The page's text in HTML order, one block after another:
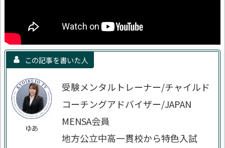
この記事を書いた人
ゆあ
受験メンタルトレーナー/チャイルド
コーチングアドバイザー/JAPAN
MENSA会員
地方公立中高一貫校から特色入試